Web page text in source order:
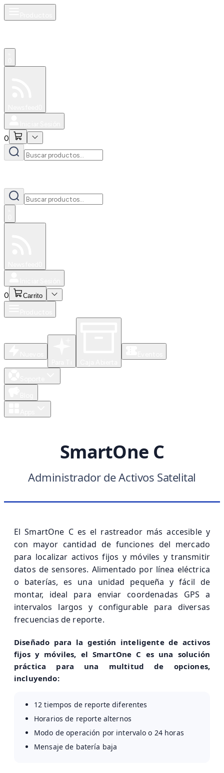
0
0 Carrito
SmartOne C
Administrador de Activos Satelital
El SmartOne C es el rastreador más accesible y
con mayor cantidad de funciones del mercado
para localizar activos fijos y móviles y transmitir
datos de sensores. Alimentado por línea eléctrica
o baterías, es una unidad pequeña y fácil de
montar, ideal para enviar coordenadas GPS a
intervalos largos y configurable para diversas
frecuencias de reporte.
Diseñado para la gestión inteligente de activos
fijos y móviles, el SmartOne C es una solución
práctica para una multitud de opciones,
incluyendo:
12 tiempos de reporte diferentes
Horarios de reporte alternos
Modo de operación por intervalo o 24 horas
Mensaje de batería baja